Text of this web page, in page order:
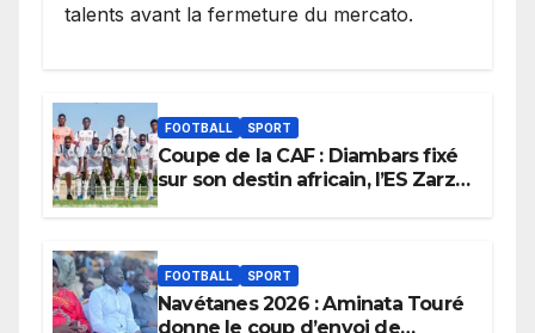
talents avant la fermeture du mercato.
FOOTBALL SPORT
Coupe de la CAF : Diambars fixé
sur son destin africain, l’ES Zarzis
FOOTBALL SPORT
Navétanes 2026 : Aminata Touré
donne le coup d’envoi de